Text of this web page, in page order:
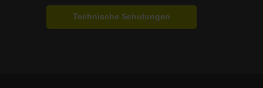
Technische Schulungen